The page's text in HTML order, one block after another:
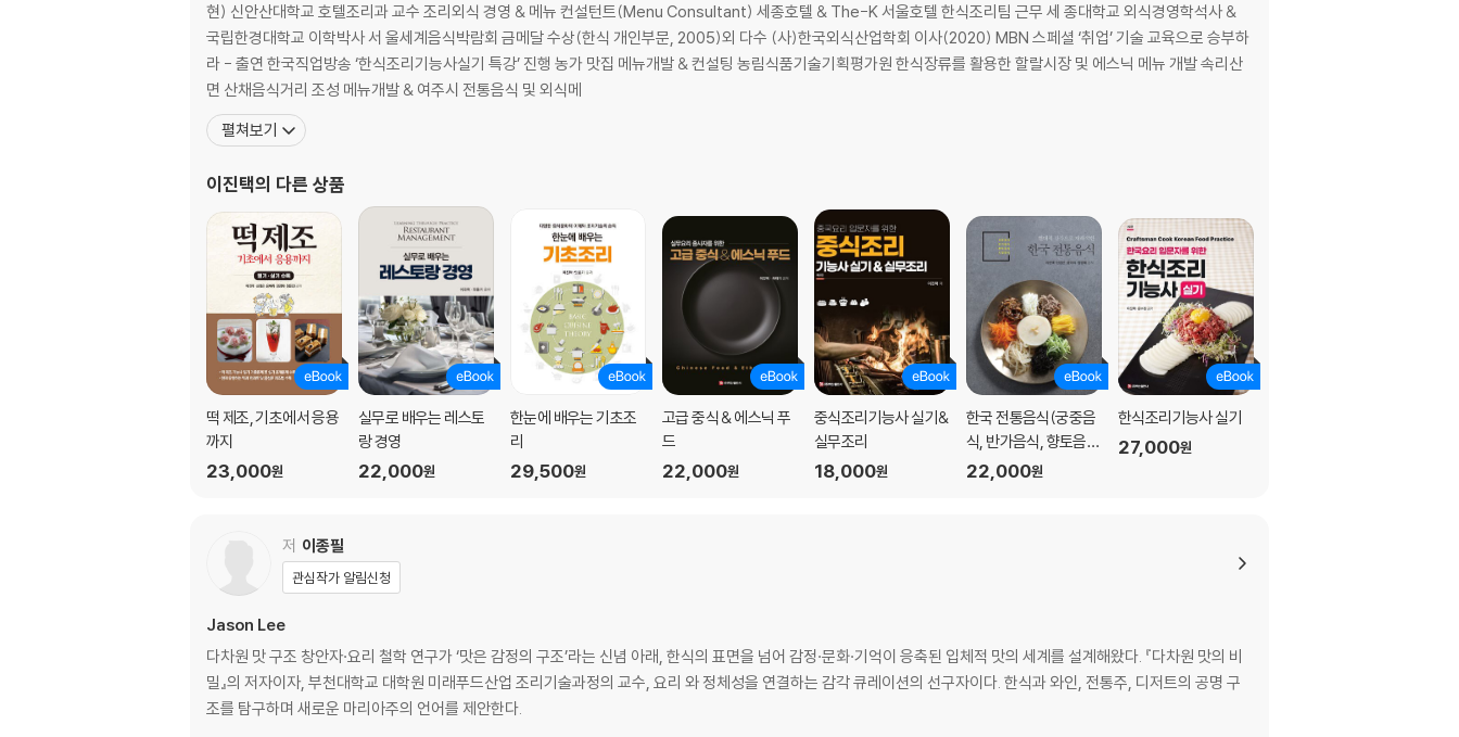
현) 신안산대학교 호텔조리과 교수 조리외식 경영 & 메뉴 컨설턴트(Menu Consultant) 세종호텔 & The-K 서울호텔 한식조리팀 근무 세 종대학교 외식경영학석사 &
국립한경대학교 이학박사 서 울세계음식박람회 금메달 수상(한식 개인부문, 2005)외 다수 (사)한국외식산업학회 이사(2020) MBN 스페셜 ‘취업’ 기술 교육으로 승부하
라 - 출연 한국직업방송 ‘한식조리기능사실기 특강’ 진행 농가 맛집 메뉴개발 & 컨설팅 농림식품기술기획평가원 한식장류를 활용한 할랄시장 및 에스닉 메뉴 개발 속리산
면 산채음식거리 조성 메뉴개발 & 여주시 전통음식 및 외식메
펼쳐보기
이진택의 다른 상품
떡 제조, 기초에서 응용
까지
23,000원
실무로 배우는 레스토
랑 경영
22,000원
한눈에 배우는 기초조
리
29,500원
고급 중식 & 에스닉 푸
드
22,000원
중식조리기능사 실기&
실무조리
18,000원
한국 전통음식(궁중음
식, 반가음식, 향토음
식, 시절음식)
22,000원
한식조리기능사 실기
27,000원
저 이종필
관심작가 알림신청
Jason Lee
다차원 맛 구조 창안자·요리 철학 연구가 ‘맛은 감정의 구조’라는 신념 아래, 한식의 표면을 넘어 감정·문화·기억이 응축된 입체적 맛의 세계를 설계해왔다. 『다차원 맛의 비
밀』의 저자이자, 부천대학교 대학원 미래푸드산업 조리기술과정의 교수, 요리 와 정체성을 연결하는 감각 큐레이션의 선구자이다. 한식과 와인, 전통주, 디저트의 공명 구
조를 탐구하며 새로운 마리아주의 언어를 제안한다.